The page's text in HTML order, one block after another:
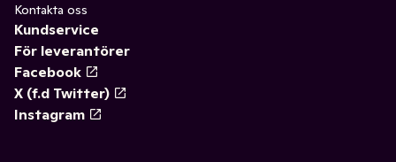
Kontakta oss
Kundservice
För leverantörer
Facebook
X (f.d Twitter)
Instagram